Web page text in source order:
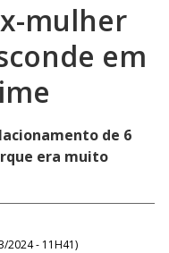
mulher
em
de 6
era muito
2024 - 11H41)